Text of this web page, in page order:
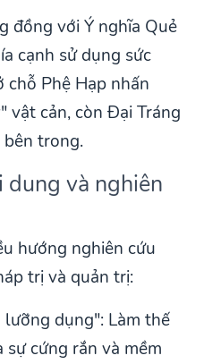
đồng với Ý nghĩa Quẻ
cạnh sử dụng sức
chỗ Phệ Hạp nhấn
vật cản, còn Đại Tráng
bên trong.
dung và nghiên
hướng nghiên cứu
trị và quản trị:
dụng": Làm thế
cứng rắn và mềm